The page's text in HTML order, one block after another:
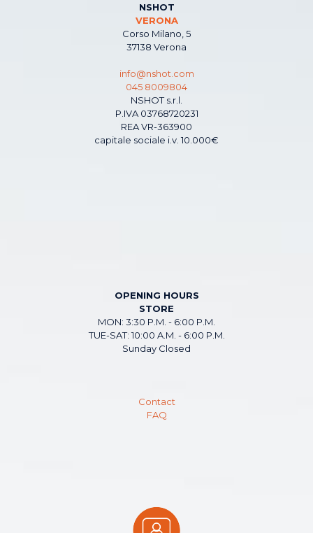
NSHOT
VERONA
Corso Milano, 5
37138 Verona
info@nshot.com
045 8009804
NSHOT s.r.l.
P.IVA 03768720231
REA VR-363900
capitale sociale i.v. 10.000€
OPENING HOURS
STORE
MON: 3:30 P.M. - 6:00 P.M.
TUE-SAT: 10:00 A.M. - 6:00 P.M.
Sunday Closed
Contact
FAQ